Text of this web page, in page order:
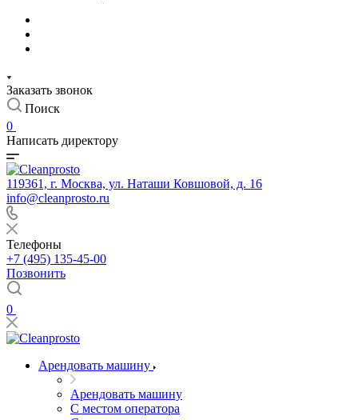
Заказать звонок
Поиск
0
Написать директору
119361, г. Москва, ул. Наташи Ковшовой, д. 16
info@cleanprosto.ru
Телефоны
+7 (495) 135-45-00
Позвонить
0
Арендовать машину
Арендовать машину
С местом оператора